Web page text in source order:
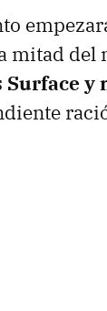
mitad del
y